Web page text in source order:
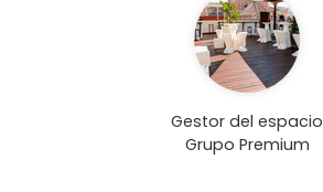
Gestor del espacio
Grupo Premium